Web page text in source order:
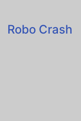
Robo Crash